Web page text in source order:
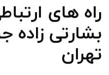
راه های
بشارتی زاده
تهران